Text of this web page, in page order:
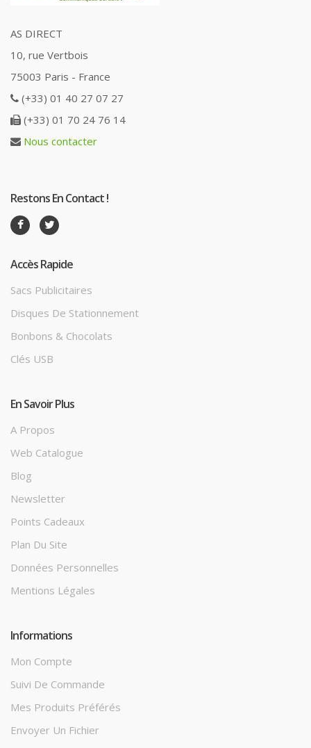
AS DIRECT
10, rue Vertbois
75003 Paris - France
(+33) 01 40 27 07 27
(+33) 01 70 24 76 14
Nous contacter
Restons En Contact !
Accès Rapide
Sacs Publicitaires
Disques De Stationnement
Bonbons & Chocolats
Clés USB
En Savoir Plus
A Propos
Web Catalogue
Blog
Newsletter
Points Cadeaux
Plan Du Site
Données Personnelles
Mentions Légales
Informations
Mon Compte
Suivi De Commande
Mes Produits Préférés
Envoyer Un Fichier